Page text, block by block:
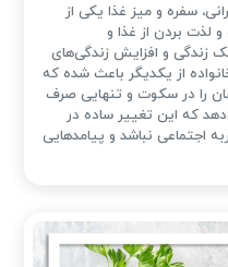
سفره و میز غذا یکی از
لذت بردن از غذا و
زندگی و افزایش زندگی‌های
از یکدیگر باعث شده که
را در سکوت و تنهایی صرف
که این تغییر ساده در
نباشد و پیامدهایی